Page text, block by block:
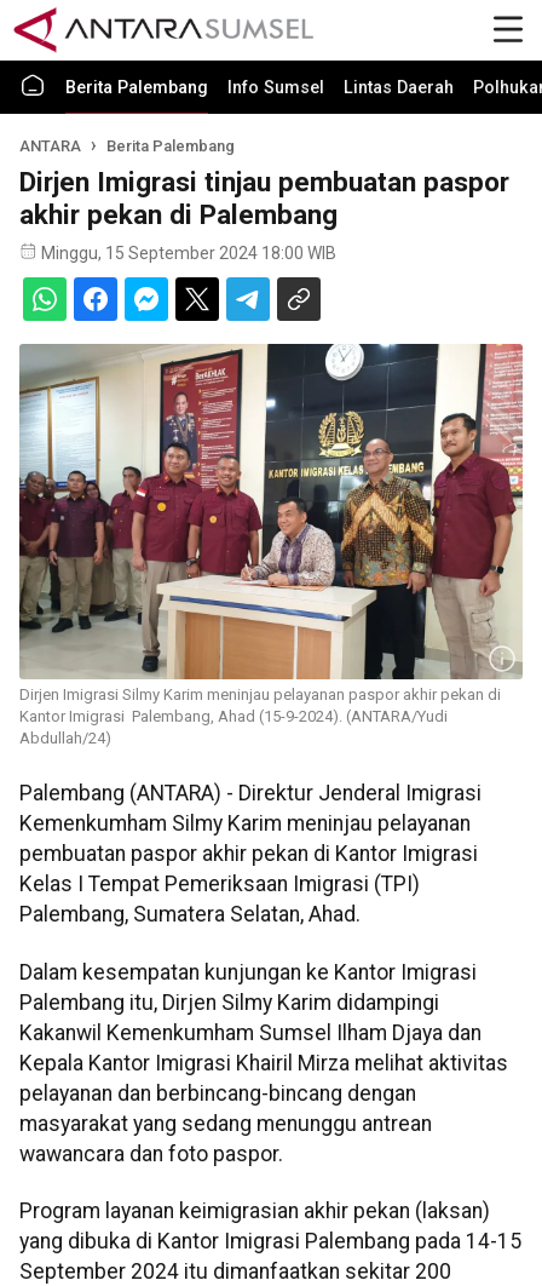
Berita Palembang Info Sumsel Lintas Daerah
ANTARA Berita Palembang
Dirjen Imigrasi tinjau pembuatan paspor
akhir pekan di Palembang
Minggu, 15 September 2024 18:00 WIB
Dirjen Imigrasi Silmy Karim meninjau pelayanan paspor akhir pekan di
Kantor Imigrasi Palembang, Ahad (15-9-2024). (ANTARA/Yudi
Abdullah/24)
Palembang (ANTARA) - Direktur Jenderal Imigrasi
Kemenkumham Silmy Karim meninjau pelayanan
pembuatan paspor akhir pekan di Kantor Imigrasi
Kelas I Tempat Pemeriksaan Imigrasi (TPI)
Palembang, Sumatera Selatan, Ahad.
Dalam kesempatan kunjungan ke Kantor Imigrasi
Palembang itu, Dirjen Silmy Karim didampingi
Kakanwil Kemenkumham Sumsel Ilham Djaya dan
Kepala Kantor Imigrasi Khairil Mirza melihat aktivitas
pelayanan dan berbincang-bincang dengan
masyarakat yang sedang menunggu antrean
wawancara dan foto paspor.
Program layanan keimigrasian akhir pekan (laksan)
yang dibuka di Kantor Imigrasi Palembang pada 14-15
September 2024 itu dimanfaatkan sekitar 200